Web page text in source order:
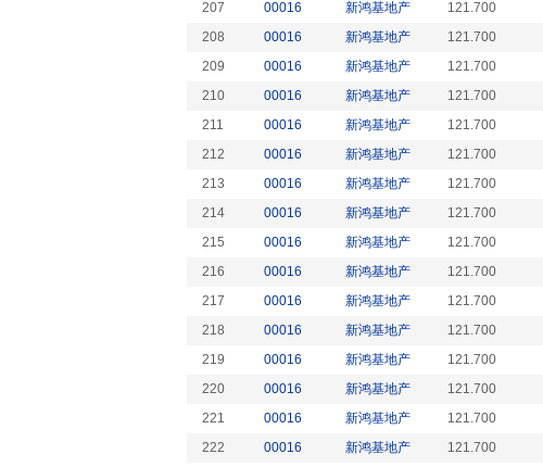
207
00016 新鸿基地产 121.700
208
00016 新鸿基地产 121.700
209
00016 新鸿基地产 121.700
210
00016 新鸿基地产 121.700
211
00016 新鸿基地产 121.700
212
00016 新鸿基地产 121.700
213
00016 新鸿基地产 121.700
214
00016 新鸿基地产 121.700
215
00016 新鸿基地产 121.700
216
00016 新鸿基地产 121.700
217
00016 新鸿基地产 121.700
218
00016 新鸿基地产 121.700
219
00016 新鸿基地产 121.700
220
00016 新鸿基地产 121.700
221
00016 新鸿基地产 121.700
222
00016 新鸿基地产 121.700